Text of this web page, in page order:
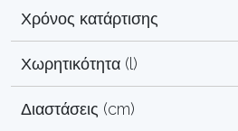
Χρόνος κατάρτισης
Χωρητικότητα (l)
Διαστάσεις (cm)